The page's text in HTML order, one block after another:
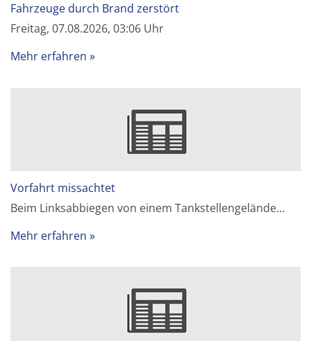
Fahrzeuge durch Brand zerstört
Freitag, 07.08.2026, 03:06 Uhr
Mehr erfahren
Vorfahrt missachtet
Beim Linksabbiegen von einem Tankstellengelände…
Mehr erfahren